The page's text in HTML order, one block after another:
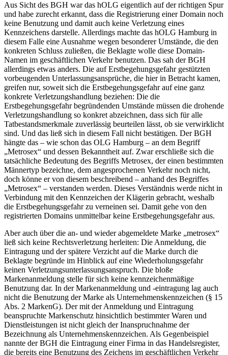
Aus Sicht des BGH war das hOLG eigentlich auf der richtigen Spur
und habe zurecht erkannt, dass die Registrierung einer Domain noch
keine Benutzung und damit auch keine Verletzung eines
Kennzeichens darstelle. Allerdings machte das hOLG Hamburg in
diesem Falle eine Ausnahme wegen besonderer Umstände, die den
konkreten Schluss zuließen, die Beklagte wolle diese Domain-
Namen im geschäftlichen Verkehr benutzen. Das sah der BGH
allerdings etwas anders. Die auf Erstbegehungsgefahr gestützten
vorbeugenden Unterlassungsansprüche, die hier in Betracht kamen,
greifen nur, soweit sich die Erstbegehungsgefahr auf eine ganz
konkrete Verletzungshandlung beziehen: Die die
Erstbegehungsgefahr begründenden Umstände müssen die drohende
Verletzungshandlung so konkret abzeichnen, dass sich für alle
Tatbestandsmerkmale zuverlässig beurteilen lässt, ob sie verwirklicht
sind. Und das ließ sich in diesem Fall nicht bestätigen. Der BGH
hängte das – wie schon das OLG Hamburg – an dem Begriff
„Metrosex“ und dessen Bekanntheit auf. Zwar erschließe sich die
tatsächliche Bedeutung des Begriffs Metrosex, der einen bestimmten
Männertyp bezeichne, dem angesprochenen Verkehr noch nicht,
doch könne er von diesem beschreibend – anhand des Begriffes
„Metrosex“ – verstanden werden. Dieses Verständnis werde nicht in
Verbindung mit den Kennzeichen der Klägerin gebracht, weshalb
die Erstbegehungsgefahr zu verneinen sei. Damit gehe von den
registrierten Domains unmittelbar keine Erstbegehungsgefahr aus.
Aber auch über die an- und wieder abgemeldete Marke „metrosex“
ließ sich keine Rechtsverletzung herleiten: Die Anmeldung, die
Eintragung und der spätere Verzicht auf die Marke durch die
Beklagte begründe im Hinblick auf eine Wiederholungsgefahr
keinen Verletzungsunterlassungsanspruch. Die bloße
Markenanmeldung stelle für sich keine kennzeichenmäßige
Benutzung dar. In der Markenanmeldung und -eintragung lag auch
nicht die Benutzung der Marke als Unternehmenskennzeichen (§ 15
Abs. 2 MarkenG). Der mit der Anmeldung und Eintragung
beanspruchte Markenschutz hinsichtlich bestimmter Waren und
Dienstleistungen ist nicht gleich der Inanspruchnahme der
Bezeichnung als Unternehmenskennzeichen. Als Gegenbeispiel
nannte der BGH die Eintragung einer Firma in das Handelsregister,
die bereits eine Benutzung des Zeichens im geschäftlichen Verkehr